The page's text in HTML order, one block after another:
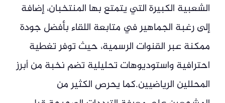
الشعبية الكبيرة التي يتمتع بها المنتخبان، إضافة
إلى رغبة الجماهير في متابعة اللقاء بأفضل جودة
ممكنة عبر القنوات الرسمية، حيث توفر تغطية
احترافية واستوديوهات تحليلية تضم نخبة من أبرز
المحللين الرياضيين.كما يحرص الكثير من